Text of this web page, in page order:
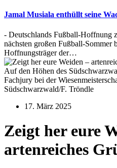
Jamal Musiala enthüllt seine
- Deutschlands Fußball-Hoffnung
nächsten großen Fußball-Sommer
Hoffnungsträger der…
Auf den Höhen des
Fachjury bei der
Südschwarzwald/F. Tröndle
17. März 2025
Zeigt her eure
artenreiches